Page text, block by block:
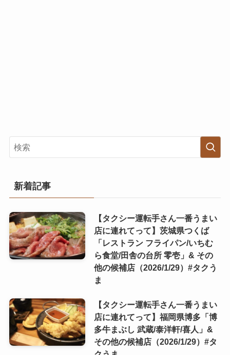
新着記事
【タクシー運転手さん一番うまい
店に連れてって】茨城県つくば
「レストラン フライパン/いちむ
ら食堂/田舎の台所 零壱」& その
他の候補店（2026/1/29）#タクう
ま
【タクシー運転手さん一番うまい
店に連れてって】福岡県博多「博
多牛まぶし 武蔵/泰洋軒/喜人」&
その他の候補店（2026/1/29）#タ